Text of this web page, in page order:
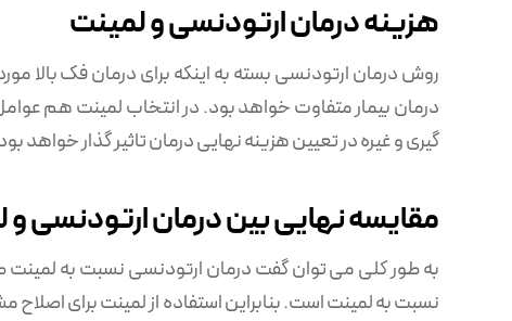
هزینه درمان ارتودنسی و لمینت
روش درمان ارتودنسی بسته به اینکه برای درمان فک بالا
درمان بیمار متفاوت خواهد بود. در انتخاب لمینت هم
گیری و غیره در تعیین هزینه نهایی درمان تاثیر گذار خواهد
مقایسه نهایی بین درمان ارتودنسی و
به طور کلی می ‌توان گفت درمان ارتودنسی نسبت به لمینت
نسبت به لمینت است. بنابراین استفاده از لمینت برای